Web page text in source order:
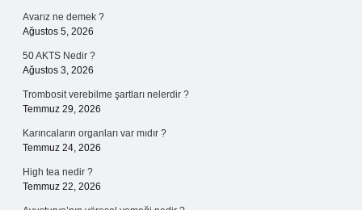
Avarız ne demek ?
Ağustos 5, 2026
50 AKTS Nedir ?
Ağustos 3, 2026
Trombosit verebilme şartları nelerdir ?
Temmuz 29, 2026
Karıncaların organları var mıdır ?
Temmuz 24, 2026
High tea nedir ?
Temmuz 22, 2026